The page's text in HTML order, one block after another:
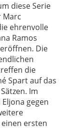
diese Serie
Marc
ehrenvolle
Ramos
Die
die
Spart auf das
Im
gegen
ersten